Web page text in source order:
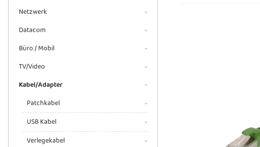
Netzwerk
Datacom
Büro / Mobil
TV/Video
Kabel/Adapter
Patchkabel
USB Kabel
Verlegekabel